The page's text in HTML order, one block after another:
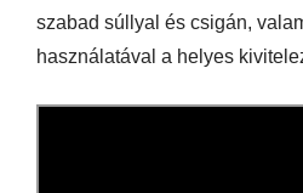
szabad súllyal és csigán,
használatával a helyes